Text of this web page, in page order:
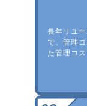
長年リユ
で、管理
た管理コ